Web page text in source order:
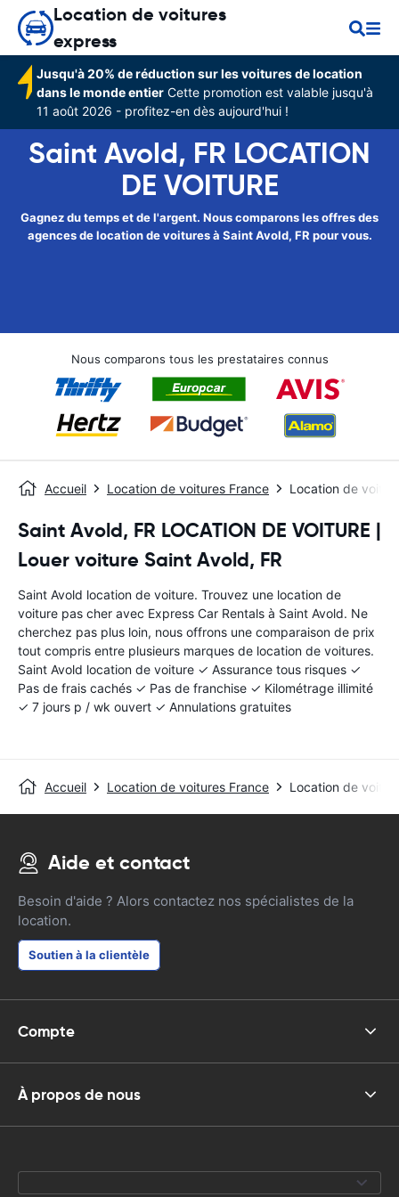
Location de voitures
express
Jusqu'à 20% de réduction sur les voitures de location
dans le monde entier Cette promotion est valable jusqu'à
11 août 2026 - profitez-en dès aujourd'hui !
Saint Avold, FR LOCATION
DE VOITURE
Gagnez du temps et de l'argent. Nous comparons les offres des
agences de location de voitures à Saint Avold, FR pour vous.
Nous comparons tous les prestataires connus
Accueil Location de voitures France Location de
Saint Avold, FR LOCATION DE VOITURE |
Louer voiture Saint Avold, FR
Saint Avold location de voiture. Trouvez une location de
voiture pas cher avec Express Car Rentals à Saint Avold. Ne
cherchez pas plus loin, nous offrons une comparaison de prix
tout compris entre plusieurs marques de location de voitures.
Saint Avold location de voiture ✓ Assurance tous risques ✓
Pas de frais cachés ✓ Pas de franchise ✓ Kilométrage illimité
✓ 7 jours p / wk ouvert ✓ Annulations gratuites
Accueil Location de voitures France Location de
Aide et contact
Besoin d'aide ? Alors contactez nos spécialistes de la
location.
Soutien à la clientèle
Compte
À propos de nous